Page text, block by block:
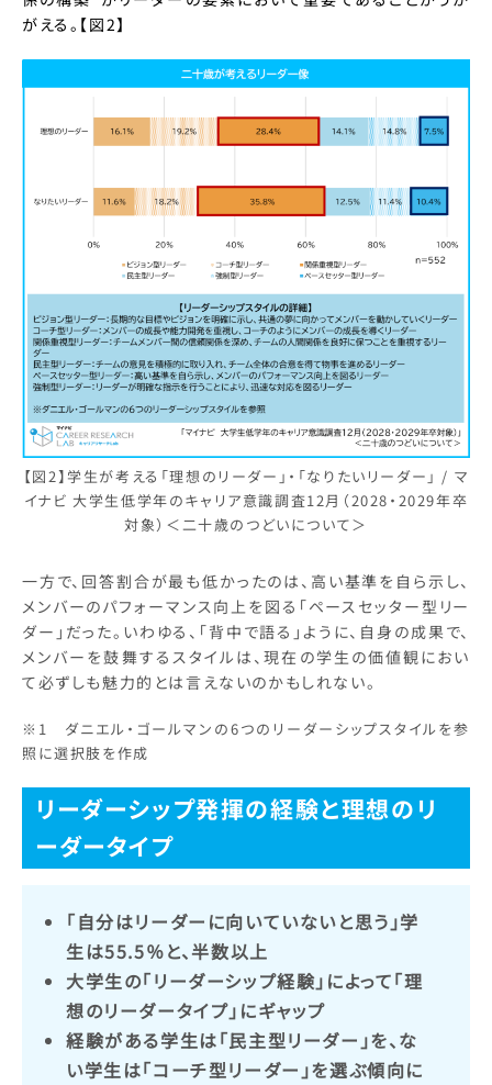
がえる。【図2】
【図2】学生が考える「理想のリーダー」・「なりたいリーダー」 / マ
イナビ 大学生低学年のキャリア意識調査12月（2028・2029年卒
対象）＜二十歳のつどいについて＞
一方で、回答割合が最も低かったのは、高い基準を自ら示し、
メンバーのパフォーマンス向上を図る「ペースセッター型リー
ダー」だった。いわゆる、「背中で語る」ように、自身の成果で、
メンバーを鼓舞するスタイルは、現在の学生の価値観におい
て必ずしも魅力的とは言えないのかもしれない。
※1 ダニエル・ゴールマンの6つのリーダーシップスタイルを参
照に選択肢を作成
リーダーシップ発揮の経験と理想のリ
ーダータイプ
「自分はリーダーに向いていないと思う」学
生は55.5％と、半数以上
大学生の「リーダーシップ経験」によって「理
想のリーダータイプ」にギャップ
経験がある学生は「民主型リーダー」を、な
い学生は「コーチ型リーダー」を選ぶ傾向に